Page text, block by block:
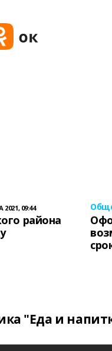
2021, 09:44
района
"Еда и